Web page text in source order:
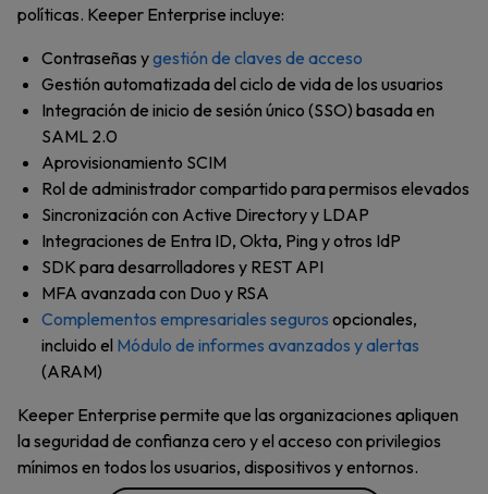
políticas. Keeper Enterprise incluye:
Contraseñas ygestión de claves de acceso
Gestión automatizada del ciclo de vida de los usuarios
Integración de inicio de sesión único (SSO) basada en
SAML 2.0
Aprovisionamiento SCIM
Rol de administrador compartido para permisos elevados
Sincronización con Active Directory y LDAP
Integraciones de Entra ID, Okta, Ping y otros IdP
SDK para desarrolladores y REST API
MFA avanzada con Duo y RSA
Complementos empresariales seguros opcionales,
incluido el Módulo de informes avanzados y alertas
(ARAM)
Keeper Enterprise permite que las organizaciones apliquen
la seguridad de confianza cero y el acceso con privilegios
mínimos en todos los usuarios, dispositivos y entornos.